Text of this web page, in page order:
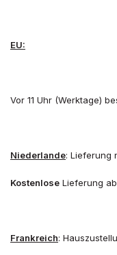
EU:
Vor 11 Uhr (Werktage)
Niederlande: Lieferung
Kostenlose Lieferung ab
Frankreich: